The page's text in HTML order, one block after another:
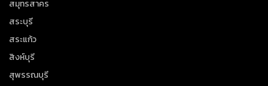
สมุทรสาคร
สระบุรี
สระแก้ว
สิงห์บุรี
สุพรรณบุรี